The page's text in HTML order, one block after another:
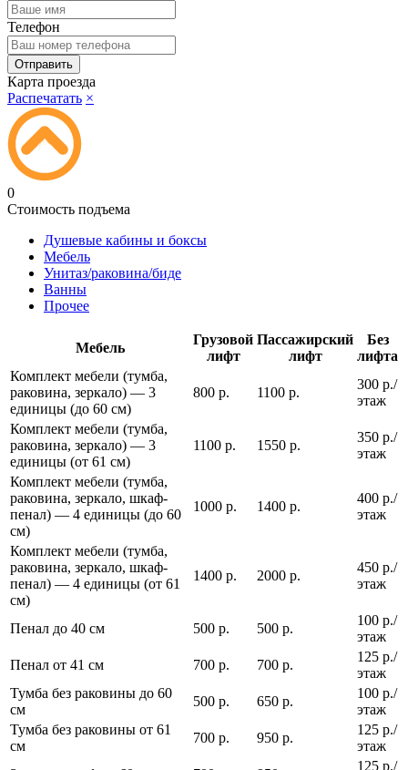
Телефон
Карта проезда
Распечатать ×
0
Стоимость подъема
Душевые кабины и боксы
Мебель
Унитаз/раковина/биде
Ванны
Прочее
Мебель
Грузовой
лифт
Пассажирский
лифт
Без
лифта
Комплект мебели (тумба,
раковина, зеркало) — 3
единицы (до 60 см)
800 р. 1100 р.
300 р./
этаж
Комплект мебели (тумба,
раковина, зеркало) — 3
единицы (от 61 см)
1100 р. 1550 р.
350 р./
этаж
Комплект мебели (тумба,
раковина, зеркало, шкаф-
пенал) — 4 единицы (до 60
см)
1000 р. 1400 р.
400 р./
этаж
Комплект мебели (тумба,
раковина, зеркало, шкаф-
пенал) — 4 единицы (от 61
см)
1400 р. 2000 р.
450 р./
этаж
Пенал до 40 см 500 р. 500 р.
100 р./
этаж
Пенал от 41 см
700 р. 700 р.
125 р./
этаж
Тумба без раковины до 60
см
500 р. 650 р.
100 р./
этаж
Тумба без раковины от 61
см
700 р. 950 р.
125 р./
этаж
125 р./